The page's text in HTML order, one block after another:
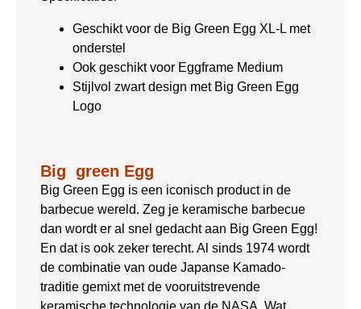
Geschikt voor de Big Green Egg XL-L met
onderstel
Ook geschikt voor Eggframe Medium
Stijlvol zwart design met Big Green Egg
Logo
Big green Egg
Big Green Egg is een iconisch product in de
barbecue wereld. Zeg je keramische barbecue
dan wordt er al snel gedacht aan Big Green Egg!
En dat is ook zeker terecht. Al sinds 1974 wordt
de combinatie van oude Japanse Kamado-
traditie gemixt met de vooruitstrevende
keramische technologie van de NASA. Wat